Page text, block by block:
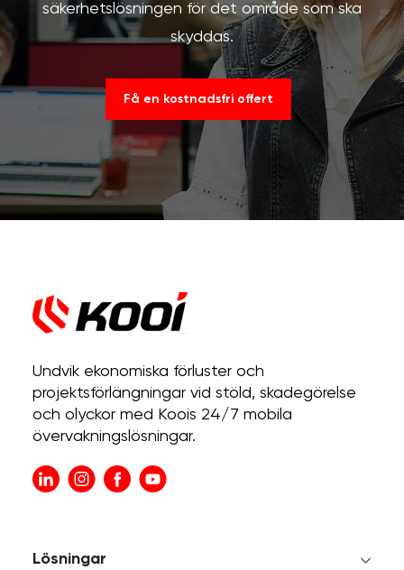
säkerhetslösningen för det område som ska
skyddas.
Få en kostnadsfri offert
Undvik ekonomiska förluster och
projektsförlängningar vid stöld, skadegörelse
och olyckor med Koois 24/7 mobila
övervakningslösningar.
Lösningar